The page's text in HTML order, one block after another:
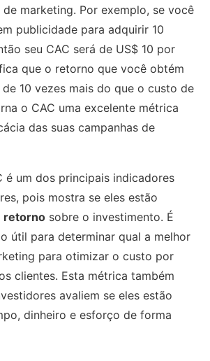
marketing. Por exemplo, se você
publicidade para adquirir 10
seu CAC será de US$ 10 por
que o retorno que você obtém
10 vezes mais do que o custo de
o CAC uma excelente métrica
das suas campanhas de
é um dos principais indicadores
pois mostra se eles estão
retorno sobre o investimento. É
útil para determinar qual a melhor
para otimizar o custo por
clientes. Esta métrica também
avaliem se eles estão
dinheiro e esforço de forma